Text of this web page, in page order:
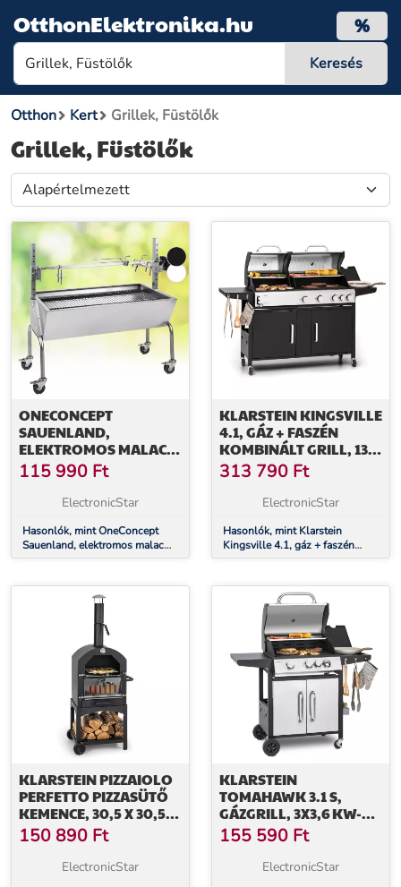
OtthonElektronika.hu %
Otthon Kert Grillek, Füstölők
Grillek, Füstölők
ONECONCEPT
SAUENLAND,
ELEKTROMOS MALAC
SÜTŐ GRILL FORGÓ
NYÁRSSAL
115 990 Ft
ElectronicStar
Hasonlók, mint OneConcept
Sauenland, elektromos malac
sütő grill forgó nyárssal
KLARSTEIN KINGSVILLE
4.1, GÁZ + FASZÉN
KOMBINÁLT GRILL, 13,7
KW, 4+1 ÉGŐ,
ÁLLÍTHATÓ MAGASSÁG
313 790 Ft
ElectronicStar
Hasonlók, mint Klarstein
Kingsville 4.1, gáz + faszén
kombinált grill, 13,7 kW, 4+1
KLARSTEIN PIZZAIOLO
PERFETTO PIZZASÜTŐ
KEMENCE, 30,5 X 30,5
CM, VALÓDI KŐ, 1,2MM
ACÉL, HORDOZHATÓ
150 890 Ft
ElectronicStar
KLARSTEIN
TOMAHAWK 3.1 S,
GÁZGRILL, 3X3,6 KW-OS
ÉGŐ + 2,7 KW-OS
OLDALSÓ ÉGŐ,
60X45CM, GRILL,
155 590 Ft
ElectronicStar